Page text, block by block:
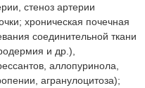
стеноз артерии
хроническая почечная
соединительной ткани
и др.),
аллопуринола,
агранулоцитоза);